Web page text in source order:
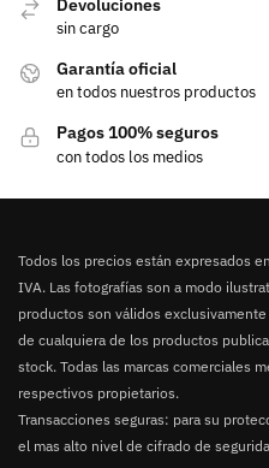
sin cargo
Garantía oficial
en todos nuestros productos
Pagos 100% seguros
con todos los medios
Todos los precios están expresados
IVA. Las fotografías son a modo
productos son válidos
de cualquiera de los productos
stock. Todas las marcas comerciales
respectivos propietarios.
Transacciones seguras: para su
el mas alto nivel de cifrado de